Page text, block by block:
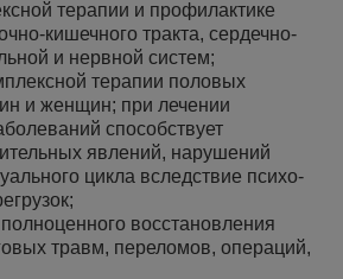
терапии и профилактике
кишечного тракта, сердечно-
и нервной систем;
терапии половых
и женщин; при лечении
способствует
явлений, нарушений
цикла вследствие психо-
восстановления
травм, переломов, операций,